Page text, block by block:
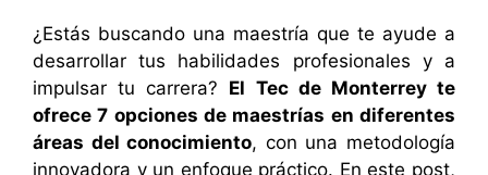
¿Estás buscando una maestría que te ayude a
desarrollar tus habilidades profesionales y a
impulsar tu carrera? El Tec de Monterrey te
ofrece 7 opciones de maestrías en diferentes
áreas del conocimiento, con una metodología
innovadora y un enfoque práctico. En este post,